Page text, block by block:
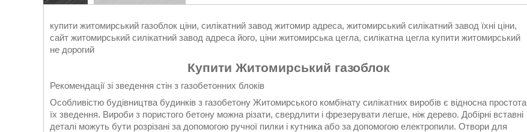
купити житомирський газоблок ціни, силікатний завод житомир адреса, житомирський силікатний завод їхні ціни,
сайт житомирський силікатний завод адреса його, ціни житомирська цегла, силікатна цегла купити житомирський
не дорогий
Купити Житомирський газоблок
Рекомендації зі зведення стін з газобетонних блоків
Особливістю будівництва будинків з газобетону Житомирського комбінату силікатних виробів є відносна простота
їх зведення. Вироби з пористого бетону можна різати, свердлити і фрезерувати легше, ніж дерево. Добірні вставні
деталі можуть бути розрізані за допомогою ручної пилки і кутника або за допомогою електропили. Отвори для